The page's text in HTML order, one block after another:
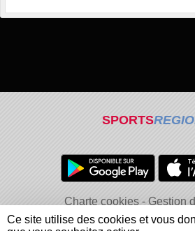
SPORTS
Charte cookies
Gestion
Informations légales
Signaler un
Ce site utilise des cookies et vous